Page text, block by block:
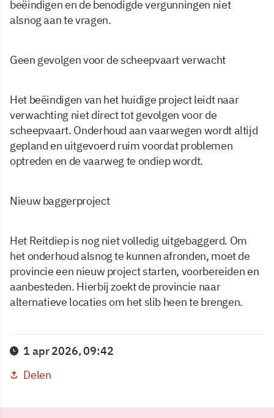
beëindigen en de benodigde vergunningen niet
alsnog aan te vragen.
Geen gevolgen voor de scheepvaart verwacht
Het beëindigen van het huidige project leidt naar
verwachting niet direct tot gevolgen voor de
scheepvaart. Onderhoud aan vaarwegen wordt altijd
gepland en uitgevoerd ruim voordat problemen
optreden en de vaarweg te ondiep wordt.
Nieuw baggerproject
Het Reitdiep is nog niet volledig uitgebaggerd. Om
het onderhoud alsnog te kunnen afronden, moet de
provincie een nieuw project starten, voorbereiden en
aanbesteden. Hierbij zoekt de provincie naar
alternatieve locaties om het slib heen te brengen.
1 apr 2026, 09:42
Delen